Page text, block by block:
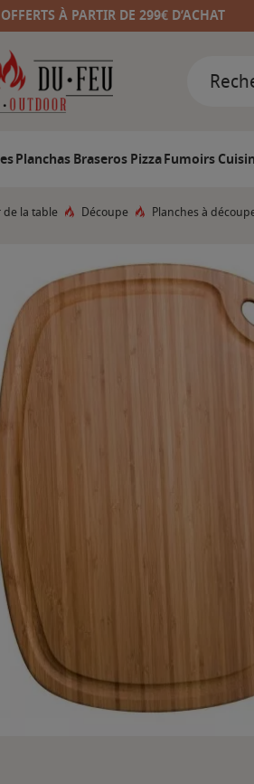
À PARTIR DE 299€ D’ACHAT
PlanchasBraserosPizzaFumoirs
la table Découpe Planches à